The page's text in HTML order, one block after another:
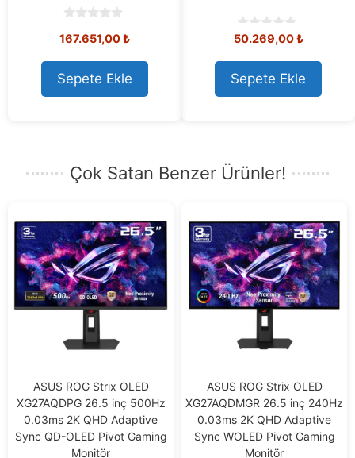
o
t
o
f
5
167.651,00₺
Sepete Ekle
0
u
t
o
f
50.269,00₺
Sepete Ekle
Çok Satan Benzer Ürünler!
ASUS ROG Strix OLED
XG27AQDPG 26.5 inç 500Hz
0.03ms 2K QHD Adaptive
Sync QD-OLED Pivot Gaming
Monitör
ASUS ROG Strix OLED
XG27AQDMGR 26.5 inç 240Hz
0.03ms 2K QHD Adaptive
Sync WOLED Pivot Gaming
Monitör